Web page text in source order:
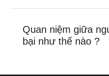
Quan niệm giữa
bại như thế nào ?